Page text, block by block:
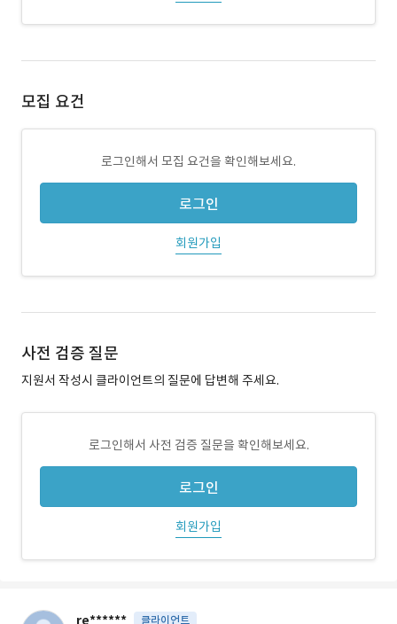
모집 요건
로그인해서 모집 요건을 확인해보세요.
로그인
회원가입
사전 검증 질문
지원서 작성시 클라이언트의 질문에 답변해 주세요.
로그인해서 사전 검증 질문을 확인해보세요.
로그인
회원가입
re****** 클라이언트